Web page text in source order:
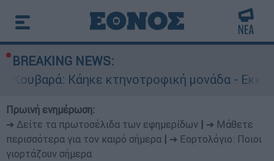
BREAKING NEWS:
κτηνοτροφική μονάδα - Εκκενώνεται ο
Πρωινή ενημέρωση:
➔ Δείτε τα πρωτοσέλιδα των εφημερίδων
➔ Μάθετε
περισσότερα για τον καιρό σήμερα
➔ Εορτολόγιο: Ποιοι
γιορτάζουν σήμερα